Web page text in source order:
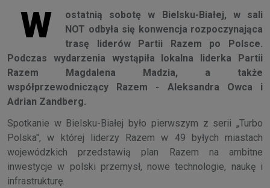
W
ostatnią sobotę w Bielsku-Białej, w sali
NOT odbyła się konwencja rozpoczynająca
trasę liderów Partii Razem po Polsce.
Podczas wydarzenia wystąpiła lokalna liderka Partii
Razem Magdalena Madzia, a także
współprzewodniczący Razem - Aleksandra Owca i
Adrian Zandberg.
Spotkanie w Bielsku-Białej było pierwszym z serii „Turbo
Polska", w której liderzy Razem w 49 byłych miastach
wojewódzkich przedstawią plan Razem na ambitne
inwestycje w polski przemysł, nowe technologie, naukę i
infrastrukturę.